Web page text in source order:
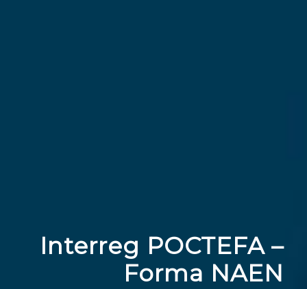
Interreg POCTEFA –
Forma NAEN